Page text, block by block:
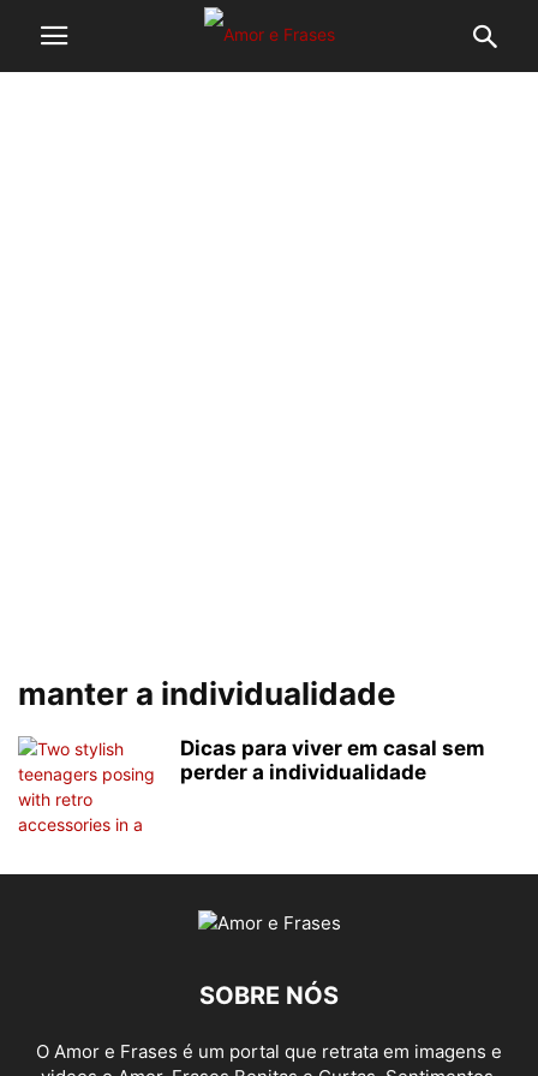
manter a individualidade
Dicas para viver em casal sem
perder a individualidade
SOBRE NÓS
O Amor e Frases é um portal que retrata em imagens e